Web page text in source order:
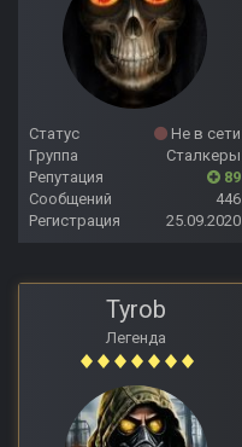
Статус
Не в сети
Группа
Сталкеры
Репутация
89
Сообщений
446
Регистрация
25.09.2020
Tyrob
Легенда